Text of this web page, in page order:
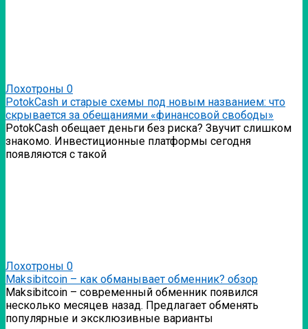
Лохотроны 0
PotokCash и старые схемы под новым названием: что
скрывается за обещаниями «финансовой свободы»
PotokCash обещает деньги без риска? Звучит слишком
знакомо. Инвестиционные платформы сегодня
появляются с такой
Лохотроны 0
Мaksibitcoin – как обманывает обменник? обзор
Мaksibitcoin – современный обменник появился
несколько месяцев назад. Предлагает обменять
популярные и эксклюзивные варианты